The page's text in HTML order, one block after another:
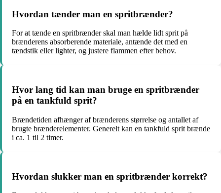
Hvordan tænder man en spritbrænder?
For at tænde en spritbrænder skal man hælde lidt sprit på
brænderens absorberende materiale, antænde det med en
tændstik eller lighter, og justere flammen efter behov.
Hvor lang tid kan man bruge en spritbrænder
på en tankfuld sprit?
Brændetiden afhænger af brænderens størrelse og antallet af
brugte brænderelementer. Generelt kan en tankfuld sprit brænde
i ca. 1 til 2 timer.
Hvordan slukker man en spritbrænder korrekt?